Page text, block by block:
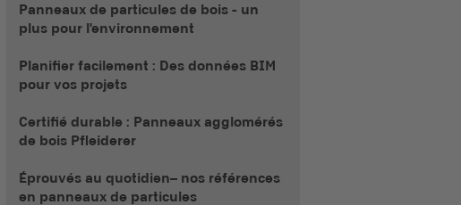
Panneaux de particules de bois - un
plus pour l'environnement
Planifier facilement : Des données BIM
pour vos projets
Certifié durable : Panneaux agglomérés
de bois Pfleiderer
Éprouvés au quotidien– nos références
en panneaux de particules